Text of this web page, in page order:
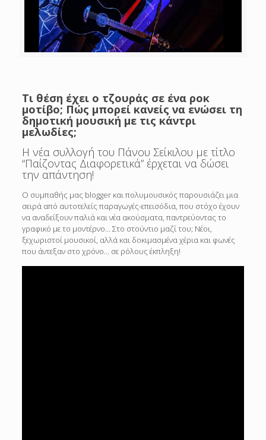
Τι θέση έχει ο τζουράς σε ένα ροκ
μοτίβο; Πώς μπορεί κανείς να ενώσει τη
δημοτική μουσική με τις κάντρι
μελωδίες;
Η νέα συλλογή του Πάνου Σείκιλου με τίτλο
“Παίζοντας Διαφορετικά” έρχεται να δώσει
την απάντηση!
Ο συμπαθής μας blogger και πολυμουσικός παρουσιάζει μια
σειρά από αυτοτελείς παραγωγές-επεισόδια, που στόχο έχουν
να αναδείξουν παλιά και νέα ακούσματα, παντρεύοντας το
γραφικό με το μοντέρνο… Στο στούντιο μαζί του; Νέοι,
ξεχωριστοί μουσικοί, αλλά και δοκιμασμένα χέρια και φωνές
που άντεξαν στο χρόνο… σε ρόλους έκπληξη!